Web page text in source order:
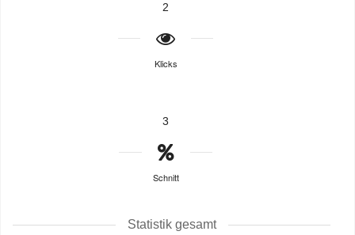
2
Klicks
3
Schnitt
Statistik gesamt